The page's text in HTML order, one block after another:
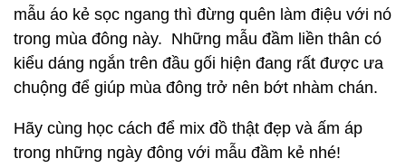
mẫu áo kẻ sọc ngang thì đừng quên làm điệu với nó
trong mùa đông này. Những mẫu đầm liền thân có
kiểu dáng ngắn trên đầu gối hiện đang rất được ưa
chuộng để giúp mùa đông trở nên bớt nhàm chán.
Hãy cùng học cách để mix đồ thật đẹp và ấm áp
trong những ngày đông với mẫu đầm kẻ nhé!